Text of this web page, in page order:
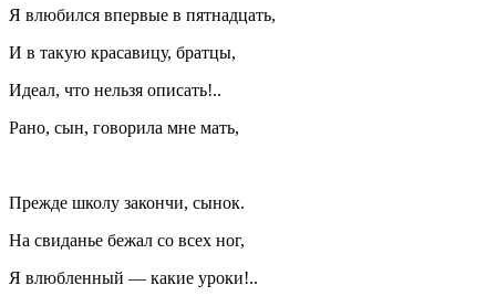
Я влюбился впервые в пятнадцать,
И в такую красавицу, братцы,
Идеал, что нельзя описать!..
Рано, сын, говорила мне мать,
Прежде школу закончи, сынок.
На свиданье бежал со всех ног,
Я влюбленный — какие уроки!..